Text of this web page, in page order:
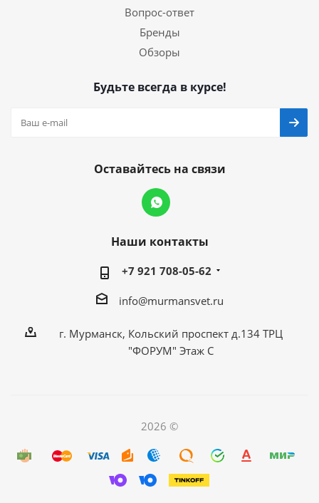
Вопрос-ответ
Бренды
Обзоры
Будьте всегда в курсе!
Оставайтесь на связи
Наши контакты
+7 921 708-05-62
info@murmansvet.ru
г. Мурманск, Кольский проспект д.134 ТРЦ
"ФОРУМ" Этаж С
2026 ©